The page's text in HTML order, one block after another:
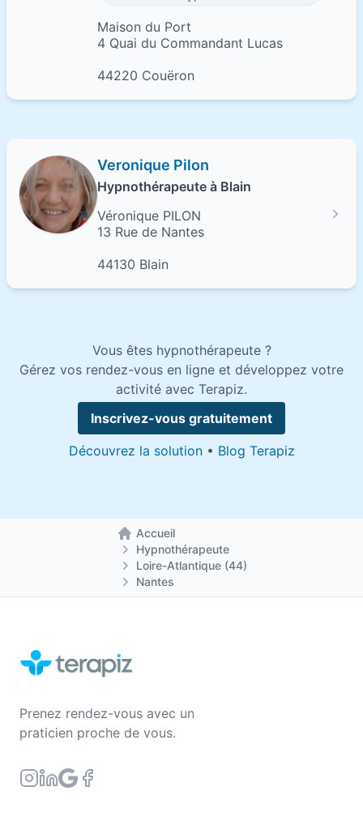
Maison du Port
4 Quai du Commandant Lucas
44220 Couëron
Veronique Pilon
Hypnothérapeute à Blain
Véronique PILON
13 Rue de Nantes
44130 Blain
Vous êtes hypnothérapeute ?
Gérez vos rendez-vous en ligne et développez votre
activité avec Terapiz.
Inscrivez-vous gratuitement
Découvrez la solution• Blog Terapiz
Accueil
Retour à la page d'accueil
Hypnothérapeute
Loire-Atlantique (44)
Nantes
Prenez rendez-vous avec un
praticien proche de vous.